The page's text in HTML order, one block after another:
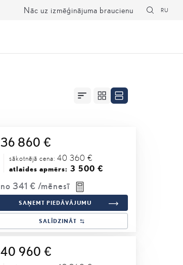
Nāc uz izmēģinājuma braucienu RU
36 860 €
sākotnējā cena: 40 360 €
atlaides apmērs: 3 500 €
no 341 € /mēnesī
SAŅEMT PIEDĀVĀJUMU
SALĪDZINĀT
40 960 €